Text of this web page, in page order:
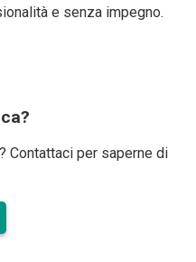
e senza impegno.
Contattaci per saperne di